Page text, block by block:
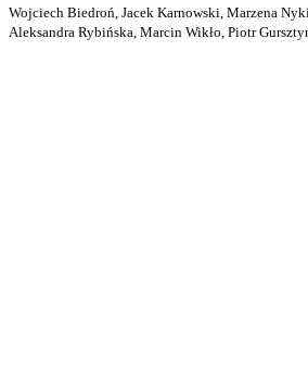
Wojciech Biedroń, Jacek Karnowski, Marzena
Aleksandra Rybińska, Marcin Wikło, Piotr